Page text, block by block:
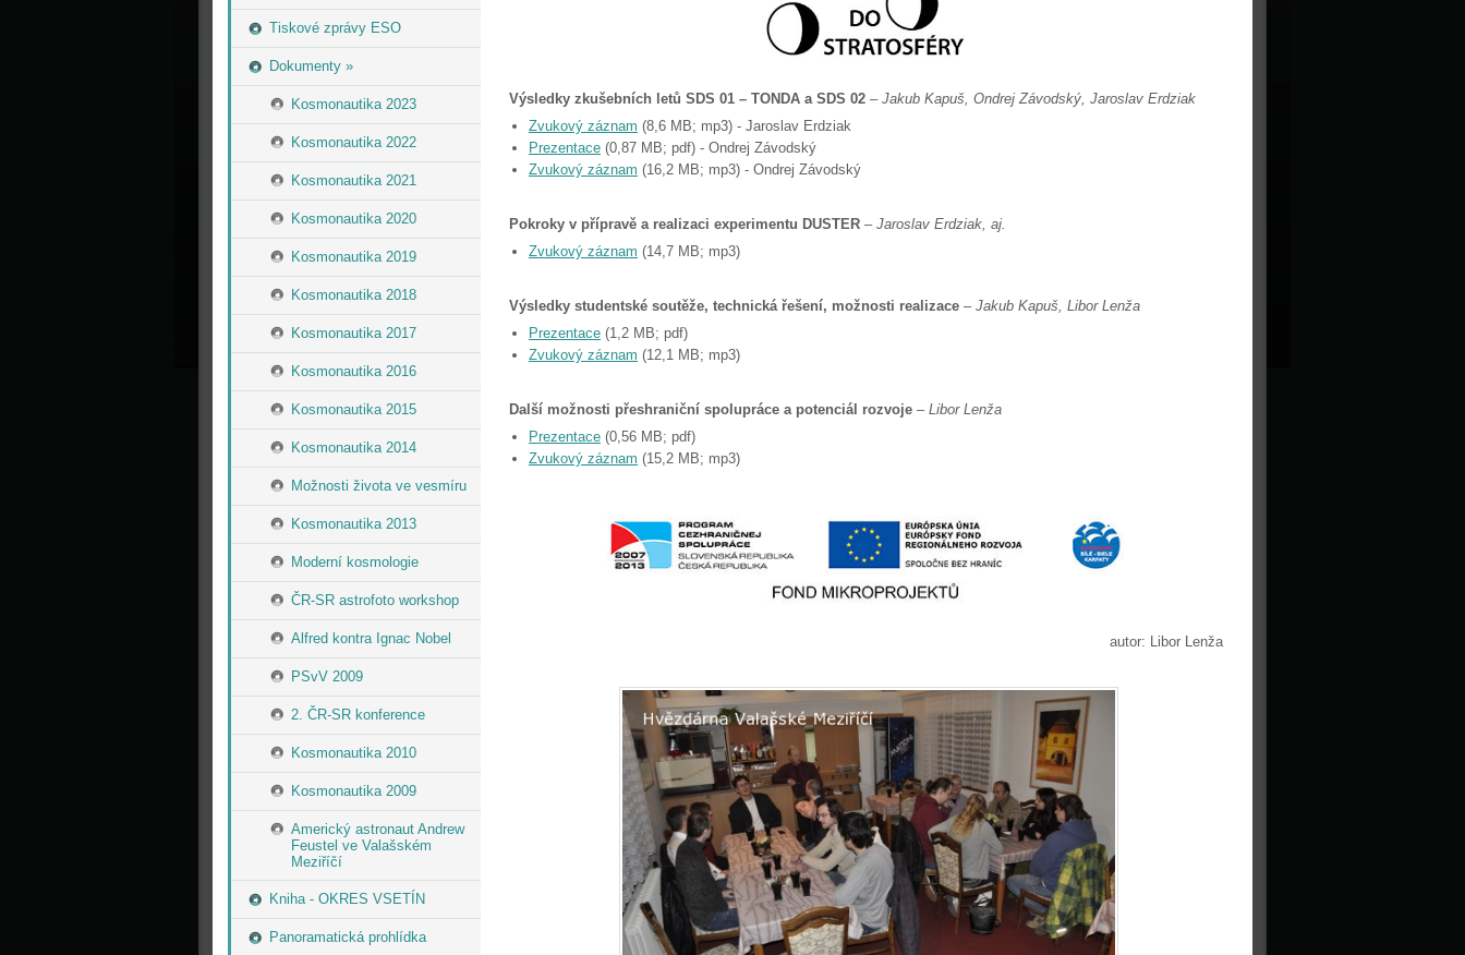
Tiskové zprávy ESO
Dokumenty »
Kosmonautika 2023
Kosmonautika 2022
Kosmonautika 2021
Kosmonautika 2020
Kosmonautika 2019
Kosmonautika 2018
Kosmonautika 2017
Kosmonautika 2016
Kosmonautika 2015
Kosmonautika 2014
Možnosti života ve vesmíru
Kosmonautika 2013
Moderní kosmologie
ČR-SR astrofoto workshop
Alfred kontra Ignac Nobel
PSvV 2009
2. ČR-SR konference
Kosmonautika 2010
Kosmonautika 2009
Americký astronaut Andrew
Feustel ve Valašském
Meziříčí
Kniha - OKRES VSETÍN
Panoramatická prohlídka
Výsledky zkušebních letů SDS 01 – TONDA a SDS 02 – Jakub Kapuš, Ondrej Závodský, Jaroslav Erdziak
Zvukový záznam (8,6 MB; mp3) - Jaroslav Erdziak
Prezentace (0,87 MB; pdf) - Ondrej Závodský
Zvukový záznam (16,2 MB; mp3) - Ondrej Závodský
Pokroky v přípravě a realizaci experimentu DUSTER – Jaroslav Erdziak, aj.
Zvukový záznam (14,7 MB; mp3)
Výsledky studentské soutěže, technická řešení, možnosti realizace – Jakub Kapuš, Libor Lenža
Prezentace (1,2 MB; pdf)
Zvukový záznam (12,1 MB; mp3)
Další možnosti přeshraniční spolupráce a potenciál rozvoje – Libor Lenža
Prezentace (0,56 MB; pdf)
Zvukový záznam (15,2 MB; mp3)
autor: Libor Lenža